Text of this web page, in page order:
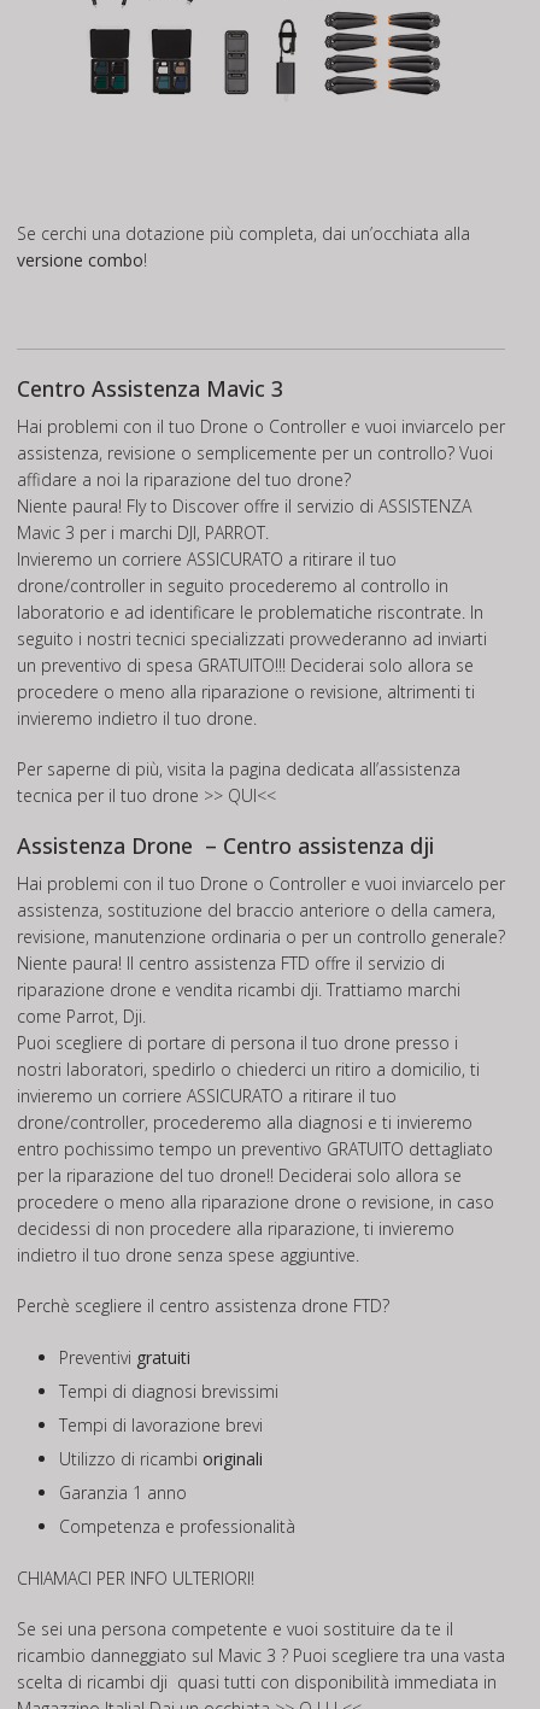
Se cerchi una dotazione più completa, dai un’occhiata alla
versione combo!
Centro Assistenza Mavic 3
Hai problemi con il tuo Drone o Controller e vuoi inviarcelo per
assistenza, revisione o semplicemente per un controllo? Vuoi
affidare a noi la riparazione del tuo drone?
Niente paura! Fly to Discover offre il servizio di ASSISTENZA
Mavic 3 per i marchi DJI, PARROT.
Invieremo un corriere ASSICURATO a ritirare il tuo
drone/controller in seguito procederemo al controllo in
laboratorio e ad identificare le problematiche riscontrate. In
seguito i nostri tecnici specializzati provvederanno ad inviarti
un preventivo di spesa GRATUITO!!! Deciderai solo allora se
procedere o meno alla riparazione o revisione, altrimenti ti
invieremo indietro il tuo drone.
Per saperne di più, visita la pagina dedicata all’assistenza
tecnica per il tuo drone >> QUI<<
Assistenza Drone – Centro assistenza dji
Hai problemi con il tuo Drone o Controller e vuoi inviarcelo per
assistenza, sostituzione del braccio anteriore o della camera,
revisione, manutenzione ordinaria o per un controllo generale?
Niente paura! Il centro assistenza FTD offre il servizio di
riparazione drone e vendita ricambi dji. Trattiamo marchi
come Parrot, Dji.
Puoi scegliere di portare di persona il tuo drone presso i
nostri laboratori, spedirlo o chiederci un ritiro a domicilio, ti
invieremo un corriere ASSICURATO a ritirare il tuo
drone/controller, procederemo alla diagnosi e ti invieremo
entro pochissimo tempo un preventivo GRATUITO dettagliato
per la riparazione del tuo drone!! Deciderai solo allora se
procedere o meno alla riparazione drone o revisione, in caso
decidessi di non procedere alla riparazione, ti invieremo
indietro il tuo drone senza spese aggiuntive.
Perchè scegliere il centro assistenza drone FTD?
Preventivi gratuiti
Tempi di diagnosi brevissimi
Tempi di lavorazione brevi
Utilizzo di ricambi originali
Garanzia 1 anno
Competenza e professionalità
CHIAMACI PER INFO ULTERIORI!
Se sei una persona competente e vuoi sostituire da te il
ricambio danneggiato sul Mavic 3 ? Puoi scegliere tra una vasta
scelta di ricambi dji quasi tutti con disponibilità immediata in